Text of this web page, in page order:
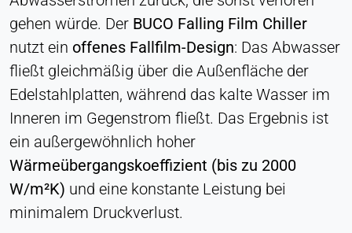
gehen würde. Der BUCO Falling Film Chiller
nutzt ein offenes Fallfilm-Design: Das Abwasser
fließt gleichmäßig über die Außenfläche der
Edelstahlplatten, während das kalte Wasser im
Inneren im Gegenstrom fließt. Das Ergebnis ist
ein außergewöhnlich hoher
Wärmeübergangskoeffizient (bis zu 2000
W/m²K) und eine konstante Leistung bei
minimalem Druckverlust.
Anbieter:
Hotjar Ltd.
Zweck:
Analyse des Nutzerverhaltens
Cookie Laufzeit:
Sitzung - 1 Jahr
EXTERNE MEDIEN
Ermöglicht Inhalte von Drittanbietern wie z. B.
Videos. Wenn aktiviert, können technische Daten